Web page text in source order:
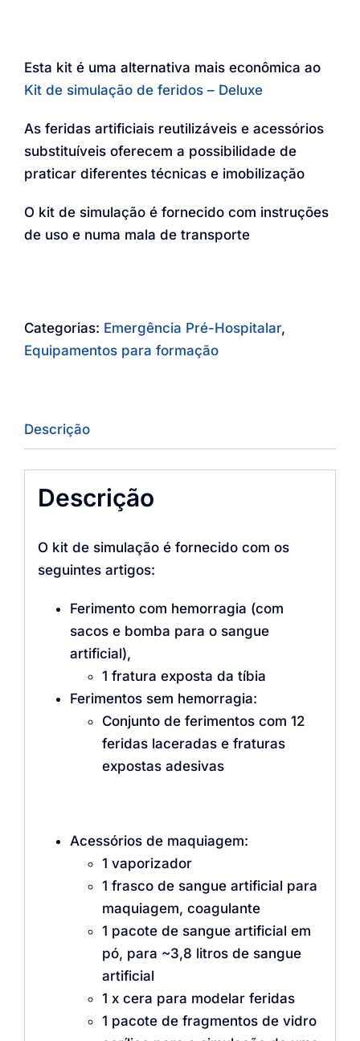
Esta kit é uma alternativa mais econômica ao
Kit de simulação de feridos – Deluxe
As feridas artificiais reutilizáveis e acessórios
substituíveis oferecem a possibilidade de
praticar diferentes técnicas e imobilização
O kit de simulação é fornecido com instruções
de uso e numa mala de transporte
Categorias: Emergência Pré-Hospitalar,
Equipamentos para formação
Descrição
Descrição
O kit de simulação é fornecido com os
seguintes artigos:
Ferimento com hemorragia (com
sacos e bomba para o sangue
artificial),
1 fratura exposta da tíbia
Ferimentos sem hemorragia:
Conjunto de ferimentos com 12
feridas laceradas e fraturas
expostas adesivas
Acessórios de maquiagem:
1 vaporizador
1 frasco de sangue artificial para
maquiagem, coagulante
1 pacote de sangue artificial em
pó, para ~3,8 litros de sangue
artificial
1 x cera para modelar feridas
1 pacote de fragmentos de vidro